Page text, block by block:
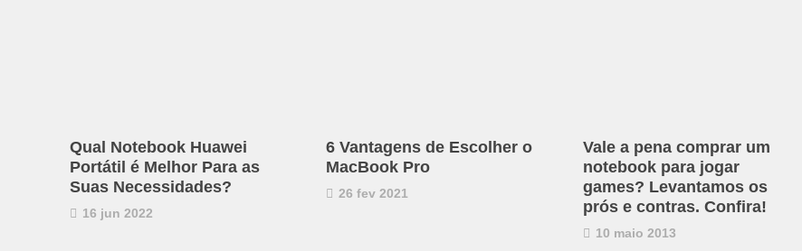
Qual Notebook Huawei
Portátil é Melhor Para as
Suas Necessidades?
16 jun 2022
6 Vantagens de Escolher o
MacBook Pro
26 fev 2021
Vale a pena comprar um
notebook para jogar
games? Levantamos os
prós e contras. Confira!
10 maio 2013